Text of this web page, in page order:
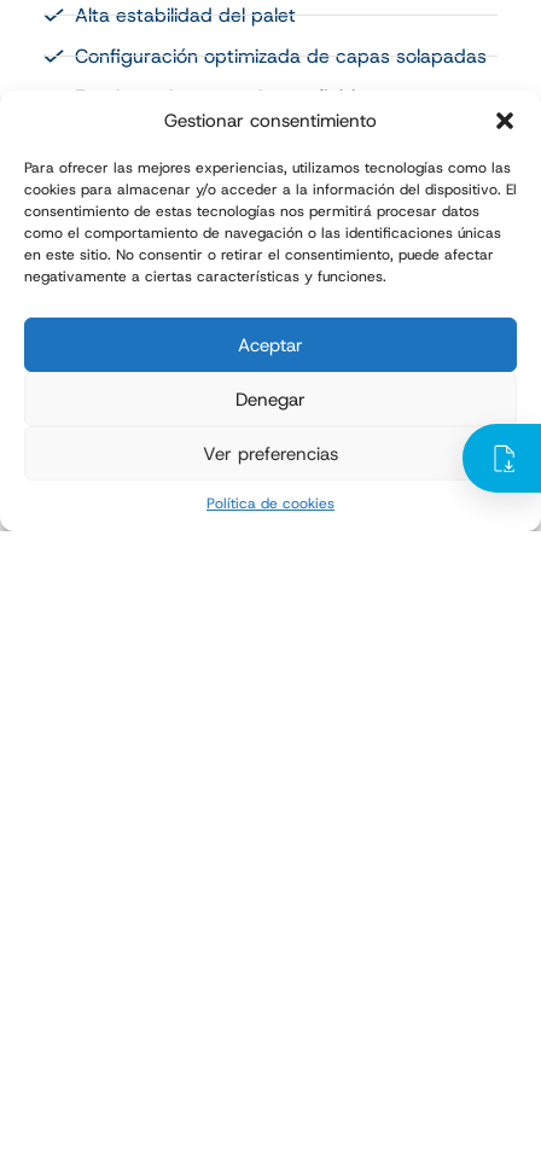
Gestionar consentimiento
Para ofrecer las mejores experiencias, utilizamos tecnologías como las
cookies para almacenar y/o acceder a la información del dispositivo. El
consentimiento de estas tecnologías nos permitirá procesar datos
como el comportamiento de navegación o las identificaciones únicas
en este sitio. No consentir o retirar el consentimiento, puede afectar
negativamente a ciertas características y funciones.
Aceptar
Denegar
Ver preferencias
Política de cookies
Alta estabilidad del palet
Configuración optimizada de capas solapadas
Funcionamiento continuo y fiable
Servicio técnico cercano y especializado
El resultado
Mayor capacidad y estabilidad
Reducción de incidencias logísticas